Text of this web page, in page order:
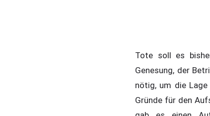
Tote soll es
Genesung, der
nötig, um die
Gründe für den